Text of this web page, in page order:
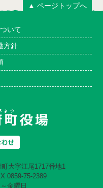
▲ ページトップへ
いて
方針
大字江尾1717番地1
0859-75-2389
金曜日